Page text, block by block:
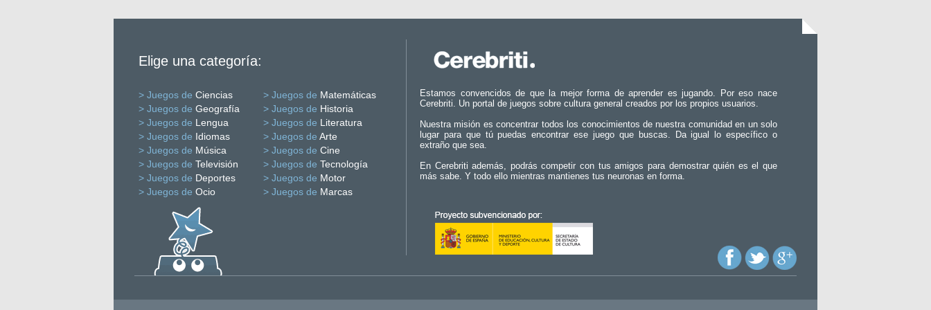
Elige una categoría:
> Juegos de Ciencias > Juegos de Matemáticas
> Juegos de Geografía > Juegos de Historia
> Juegos de Lengua > Juegos de Literatura
> Juegos de Idiomas > Juegos de Arte
> Juegos de Música > Juegos de Cine
> Juegos de Televisión > Juegos de Tecnología
> Juegos de Deportes > Juegos de Motor
> Juegos de Ocio > Juegos de Marcas
Estamos convencidos de que la mejor forma de aprender es jugando. Por eso nace
Cerebriti. Un portal de juegos sobre cultura general creados por los propios usuarios.
Nuestra misión es concentrar todos los conocimientos de nuestra comunidad en un solo
lugar para que tú puedas encontrar ese juego que buscas. Da igual lo específico o
extraño que sea.
En Cerebriti además, podrás competir con tus amigos para demostrar quién es el que
más sabe. Y todo ello mientras mantienes tus neuronas en forma.